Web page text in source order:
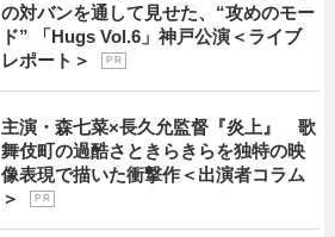
の対バンを通して見せた、“攻めのモー
ド” 「Hugs Vol.6」神戸公演＜ライブ
レポート＞
P R
主演・森七菜×長久允監督『炎上』 歌
舞伎町の過酷さときらきらを独特の映
像表現で描いた衝撃作＜出演者コラム
＞
P R